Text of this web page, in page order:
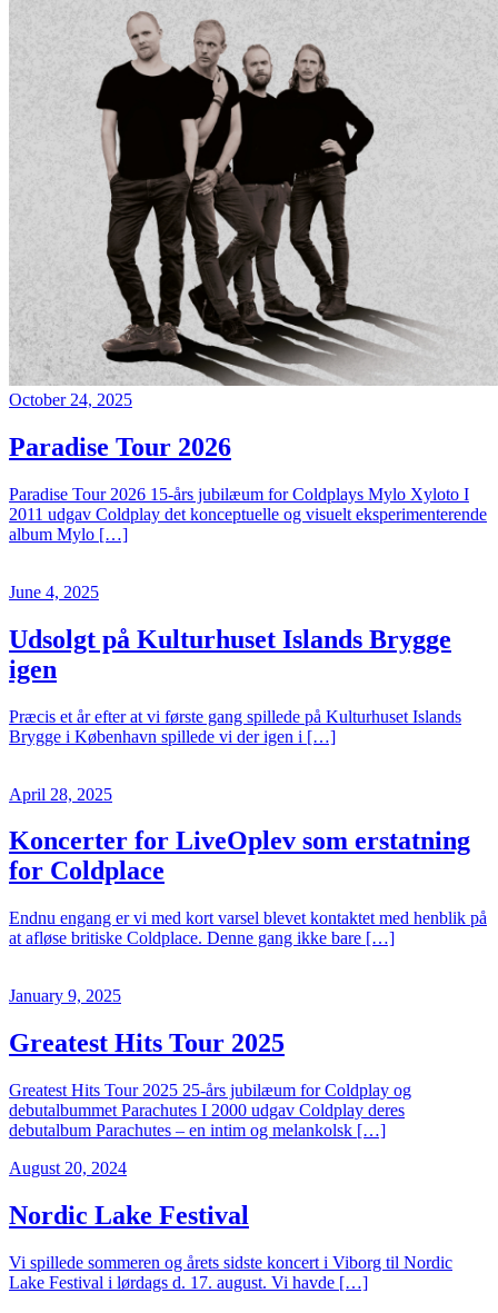
October 24, 2025
Paradise Tour 2026
Paradise Tour 2026 15-års jubilæum for Coldplays Mylo Xyloto I
2011 udgav Coldplay det konceptuelle og visuelt eksperimenterende
album Mylo […]
June 4, 2025
Udsolgt på Kulturhuset Islands Brygge
igen
Præcis et år efter at vi første gang spillede på Kulturhuset Islands
Brygge i København spillede vi der igen i […]
April 28, 2025
Koncerter for LiveOplev som erstatning
for Coldplace
Endnu engang er vi med kort varsel blevet kontaktet med henblik på
at afløse britiske Coldplace. Denne gang ikke bare […]
January 9, 2025
Greatest Hits Tour 2025
Greatest Hits Tour 2025 25-års jubilæum for Coldplay og
debutalbummet Parachutes I 2000 udgav Coldplay deres
debutalbum Parachutes – en intim og melankolsk […]
August 20, 2024
Nordic Lake Festival
Vi spillede sommeren og årets sidste koncert i Viborg til Nordic
Lake Festival i lørdags d. 17. august. Vi havde […]